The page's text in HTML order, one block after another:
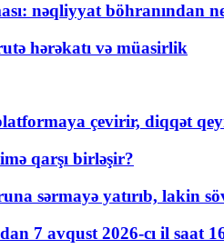
nəqliyyat böhranından
hərəkatı və müasirlik
çevirir, diqqət
qarşı birləşir?
sərmayə yatırıb, lakin
7 avqust 2026-cı il saat